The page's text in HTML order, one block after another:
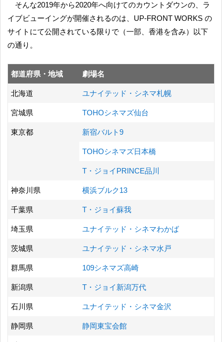
そんな2019年から2020年へ向けてのカウントダウンの、ラ
イブビューイングが開催されるのは、UP-FRONT WORKS の
サイトにて公開されている限りで（一部、香港を含み）以下
の通り。
都道府県・地域 劇場名
北海道 ユナイテッド・シネマ札幌
宮城県 TOHOシネマズ仙台
東京都 新宿バルト9
TOHOシネマズ日本橋
T・ジョイPRINCE品川
神奈川県 横浜ブルク13
千葉県 T・ジョイ蘇我
埼玉県 ユナイテッド・シネマわかば
茨城県 ユナイテッド・シネマ水戸
群馬県 109シネマズ高崎
新潟県 T・ジョイ新潟万代
石川県 ユナイテッド・シネマ金沢
静岡県 静岡東宝会館